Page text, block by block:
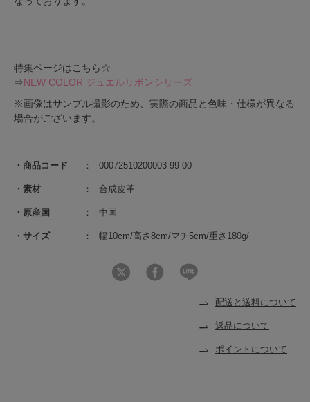
商品コード 00072510200003 99 00
素材 合成皮革
原産国 中国
サイズ 幅10cm/高さ8cm/マチ5cm/重さ180g/
配送と送料について
返品について
ポイントについて
特集ページはこちら☆
⇒NEW COLOR ジュエルリボンシリーズ
※画像はサンプル撮影のため、実際の商品と色味・仕様が異なる
場合がございます。